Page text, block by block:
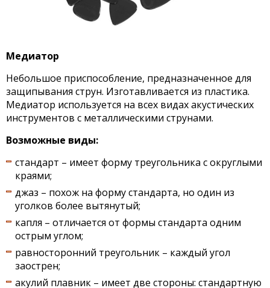
Медиатор
Небольшое приспособление, предназначенное для
защипывания струн. Изготавливается из пластика.
Медиатор используется на всех видах акустических
инструментов с металлическими струнами.
Возможные виды:
стандарт – имеет форму треугольника с округлыми
краями;
джаз – похож на форму стандарта, но один из
уголков более вытянутый;
капля – отличается от формы стандарта одним
острым углом;
равносторонний треугольник – каждый угол
заострен;
акулий плавник – имеет две стороны: стандартную